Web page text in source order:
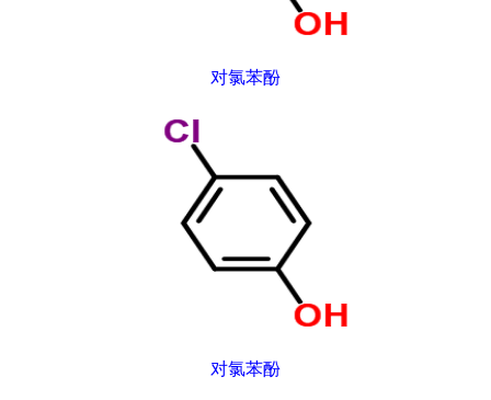
对氯苯酚
对氯苯酚